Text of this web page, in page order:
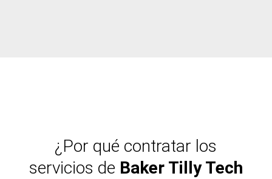
¿Por qué contratar los
servicios de Baker Tilly Tech